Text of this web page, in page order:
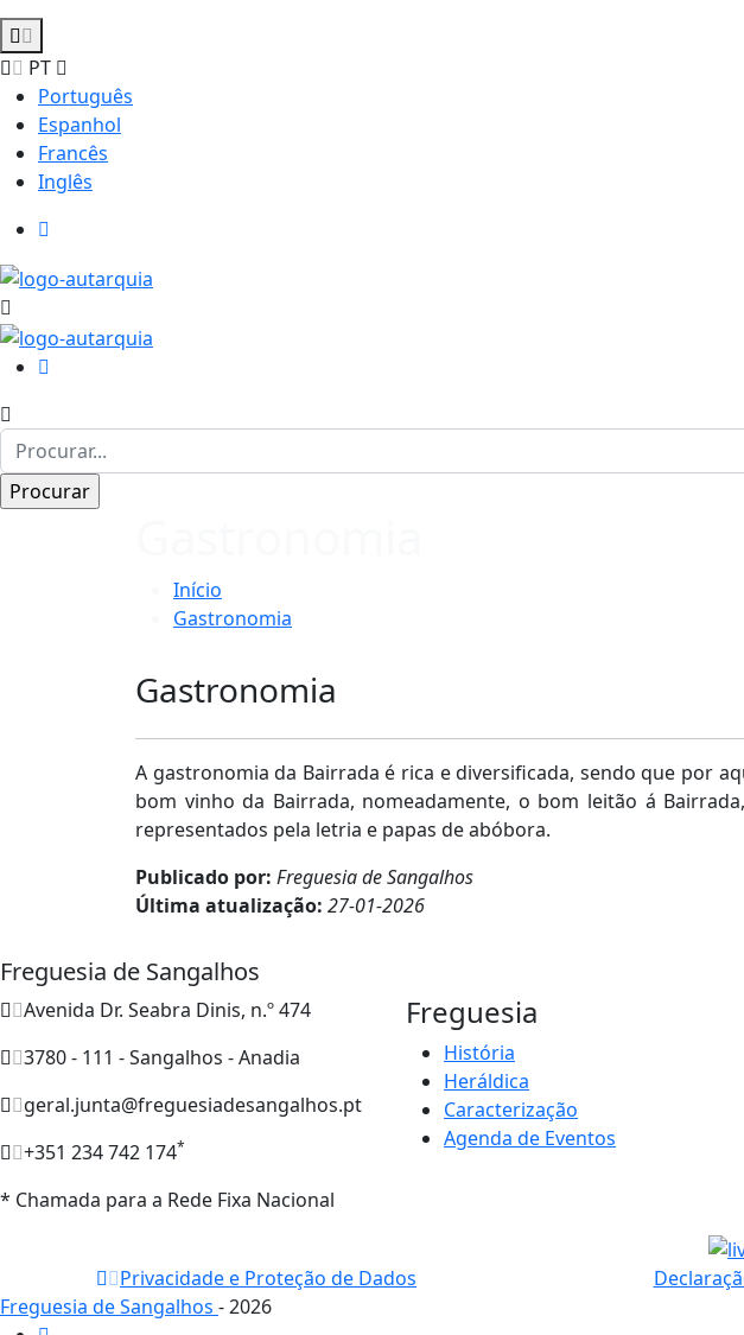
PT
Português
Espanhol
Francês
Inglês
Início
Gastronomia
Gastronomia
A gastronomia da Bairrada é rica e diversificada, sendo que por
bom vinho da Bairrada, nomeadamente, o bom leitão á
representados pela letria e papas de abóbora.
Publicado por: Freguesia de Sangalhos
Última atualização: 27-01-2026
Freguesia de Sangalhos
Avenida Dr. Seabra Dinis, n.º 474
3780 - 111 - Sangalhos - Anadia
geral.junta@freguesiadesangalhos.pt
+351 234 742 174*
* Chamada para a Rede Fixa Nacional
Freguesia
História
Heráldica
Caracterização
Agenda de Eventos
Privacidade e Proteção de Dados
Freguesia de Sangalhos - 2026